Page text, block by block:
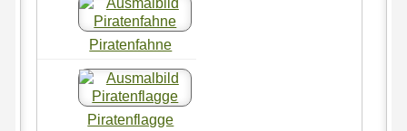
Piratenfahne
Piratenflagge